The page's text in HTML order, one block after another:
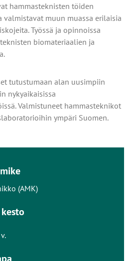
hammasteknisten töiden
muun muassa erilaisia
Työssä ja opinnoissa
biomateriaalien ja
tutustumaan alan uusimpiin
nykyaikaisissa
Valmistuneet hammasteknikot
ympäri Suomen.
(AMK)